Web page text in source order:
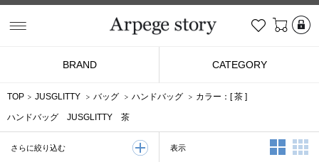
お気に入り
BRAND CATEGORY
TOP JUSGLITTY バッグ ハンドバッグ カラー：[茶 ]
ハンドバッグ JUSGLITTY 茶
さらに絞り込む 表示 2列表示